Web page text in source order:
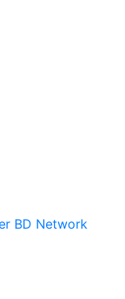
BD Network